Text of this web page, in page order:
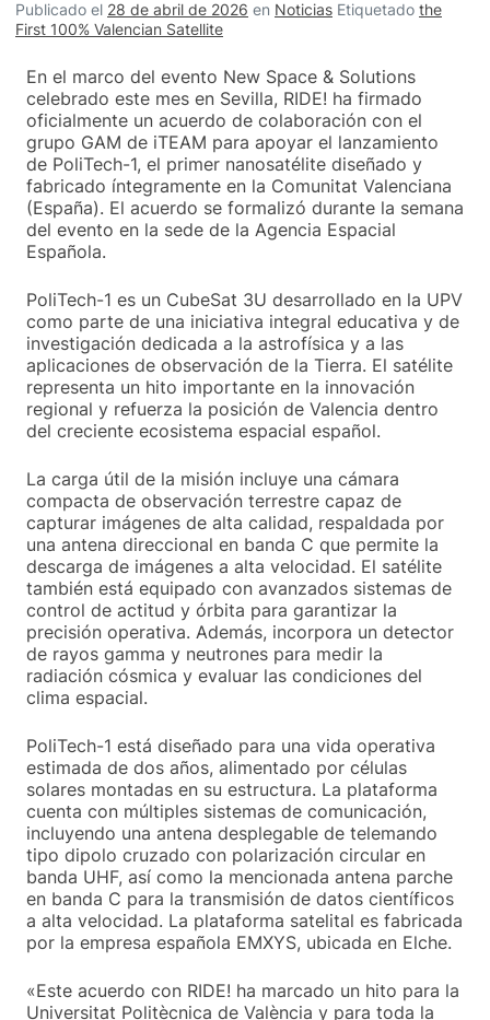
Publicado el 28 de abril de 2026 en Noticias Etiquetado the
First 100% Valencian Satellite
En el marco del evento New Space & Solutions
celebrado este mes en Sevilla, RIDE! ha firmado
oficialmente un acuerdo de colaboración con el
grupo GAM de iTEAM para apoyar el lanzamiento
de PoliTech-1, el primer nanosatélite diseñado y
fabricado íntegramente en la Comunitat Valenciana
(España). El acuerdo se formalizó durante la semana
del evento en la sede de la Agencia Espacial
Española.
PoliTech-1 es un CubeSat 3U desarrollado en la UPV
como parte de una iniciativa integral educativa y de
investigación dedicada a la astrofísica y a las
aplicaciones de observación de la Tierra. El satélite
representa un hito importante en la innovación
regional y refuerza la posición de Valencia dentro
del creciente ecosistema espacial español.
La carga útil de la misión incluye una cámara
compacta de observación terrestre capaz de
capturar imágenes de alta calidad, respaldada por
una antena direccional en banda C que permite la
descarga de imágenes a alta velocidad. El satélite
también está equipado con avanzados sistemas de
control de actitud y órbita para garantizar la
precisión operativa. Además, incorpora un detector
de rayos gamma y neutrones para medir la
radiación cósmica y evaluar las condiciones del
clima espacial.
PoliTech-1 está diseñado para una vida operativa
estimada de dos años, alimentado por células
solares montadas en su estructura. La plataforma
cuenta con múltiples sistemas de comunicación,
incluyendo una antena desplegable de telemando
tipo dipolo cruzado con polarización circular en
banda UHF, así como la mencionada antena parche
en banda C para la transmisión de datos científicos
a alta velocidad. La plataforma satelital es fabricada
por la empresa española EMXYS, ubicada en Elche.
«Este acuerdo con RIDE! ha marcado un hito para la
Universitat Politècnica de València y para toda la